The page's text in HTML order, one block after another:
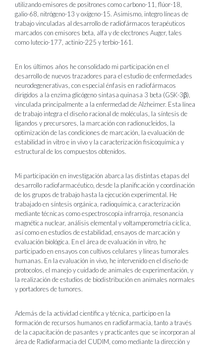
utilizando emisores de positrones como carbono-11, flúor-18,
galio-68, nitrógeno-13 y oxígeno-15. Asimismo, integro líneas de
trabajo vinculadas al desarrollo de radiofármacos terapéuticos
marcados con emisores beta, alfa y de electrones Auger, tales
como lutecio-177, actinio-225 y terbio-161.
En los últimos años he consolidado mi participación en el
desarrollo de nuevos trazadores para el estudio de enfermedades
neurodegenerativas, con especial énfasis en radiofármacos
dirigidos a la enzima glicógeno sintasa quinasa 3 beta (GSK-3β),
vinculada principalmente a la enfermedad de Alzheimer. Esta línea
de trabajo integra el diseño racional de moléculas, la síntesis de
ligandos y precursores, la marcación con radionucleidos, la
optimización de las condiciones de marcación, la evaluación de
estabilidad in vitro e in vivo y la caracterización fisicoquímica y
estructural de los compuestos obtenidos.
Mi participación en investigación abarca las distintas etapas del
desarrollo radiofarmacéutico, desde la planificación y coordinación
de los grupos de trabajo hasta la ejecución experimental. He
trabajado en síntesis orgánica, radioquímica, caracterización
mediante técnicas como espectroscopía infrarroja, resonancia
magnética nuclear, análisis elemental y voltamperometría cíclica,
así como en estudios de estabilidad, ensayos de marcación y
evaluación biológica. En el área de evaluación in vitro, he
participado en ensayos con cultivos celulares y líneas tumorales
humanas. En la evaluación in vivo, he intervenido en el diseño de
protocolos, el manejo y cuidado de animales de experimentación, y
la realización de estudios de biodistribución en animales normales
y portadores de tumores.
Además de la actividad científica y técnica, participo en la
formación de recursos humanos en radiofarmacia, tanto a través
de la capacitación de pasantes y practicantes que se incorporan al
área de Radiofarmacia del CUDIM, como mediante la dirección y